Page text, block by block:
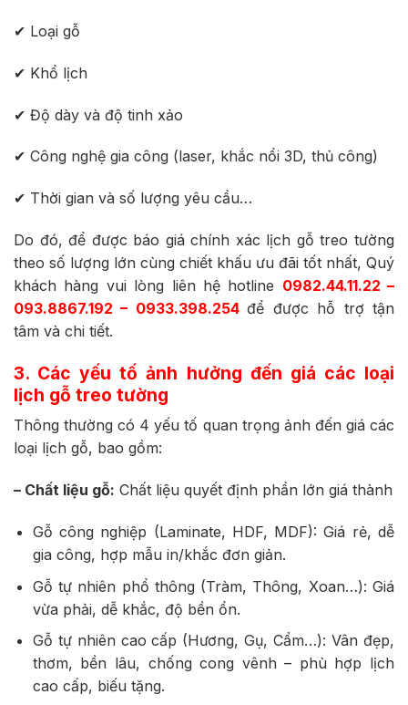
✔ Loại gỗ
✔ Khổ lịch
✔ Độ dày và độ tinh xảo
✔ Công nghệ gia công (laser, khắc nổi 3D, thủ công)
✔ Thời gian và số lượng yêu cầu…
Do đó, để được báo giá chính xác lịch gỗ treo tường
theo số lượng lớn cùng chiết khấu ưu đãi tốt nhất, Quý
khách hàng vui lòng liên hệ hotline 0982.44.11.22 –
093.8867.192 – 0933.398.254 để được hỗ trợ tận
tâm và chi tiết.
3. Các yếu tố ảnh hưởng đến giá các loại
lịch gỗ treo tường
Thông thường có 4 yếu tố quan trọng ảnh đến giá các
loại lịch gỗ, bao gồm:
– Chất liệu gỗ: Chất liệu quyết định phần lớn giá thành
Gỗ công nghiệp (Laminate, HDF, MDF):Giá rẻ, dễ
gia công, hợp mẫu in/khắc đơn giản.
Gỗ tự nhiên phổ thông (Tràm, Thông, Xoan…): Giá
vừa phải, dễ khắc, độ bền ổn.
Gỗ tự nhiên cao cấp (Hương, Gụ, Cẩm…):Vân đẹp,
thơm, bền lâu, chống cong vênh – phù hợp lịch
cao cấp, biếu tặng.